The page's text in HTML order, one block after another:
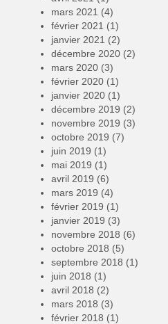
mars 2021 (4)
février 2021 (1)
janvier 2021 (2)
décembre 2020(2)
mars 2020(3)
février 2020(1)
janvier 2020(1)
décembre 2019 (2)
novembre 2019 (3)
octobre 2019 (7)
juin 2019 (1)
mai 2019 (1)
avril 2019 (6)
mars 2019 (4)
février 2019 (1)
janvier 2019 (3)
novembre 2018 (6)
octobre 2018 (5)
septembre 2018 (1)
juin 2018 (1)
avril 2018 (2)
mars 2018 (3)
février 2018 (1)